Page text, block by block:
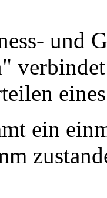
und
ein